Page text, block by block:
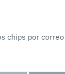
chips por correo